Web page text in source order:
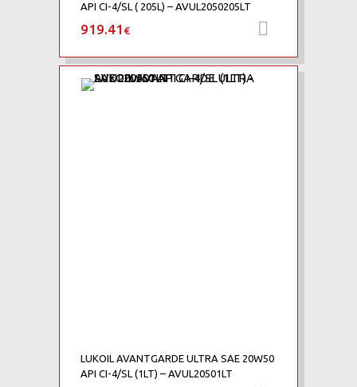
API CI-4/SL ( 205L) – AVUL2050205LT
919.41€
LUKOIL AVANTGARDE ULTRA SAE 20W50
API CI-4/SL (1LT) – AVUL20501LT